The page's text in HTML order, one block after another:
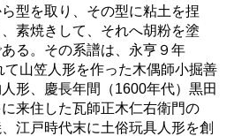
型を取り、その型に粘土を捏
素焼きして、それへ胡粉を塗
る。その系譜は、永亨９年
て山笠人形を作った木偶師小掘善
形、慶長年間（1600年代）黒田
来住した瓦師正木仁右衛門の
江戸時代末に土俗玩具人形を創